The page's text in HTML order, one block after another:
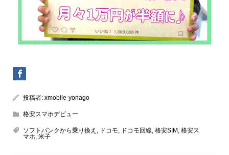
投稿者: xmobile-yonago
格安スマホデビュー
ソフトバンクから乗り換え , ドコモ, ドコモ回線, 格安SIM , 格安ス
マホ, 米子